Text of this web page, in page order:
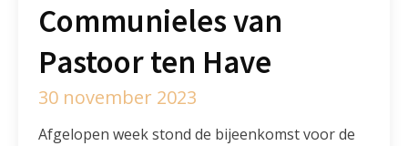
Communieles van
Pastoor ten Have
30 november 2023
Afgelopen week stond de bijeenkomst voor de